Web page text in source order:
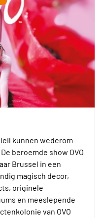
kunnen wederom
beroemde show OVO
Brussel in een
magisch decor,
originele
en meeslepende
van OVO